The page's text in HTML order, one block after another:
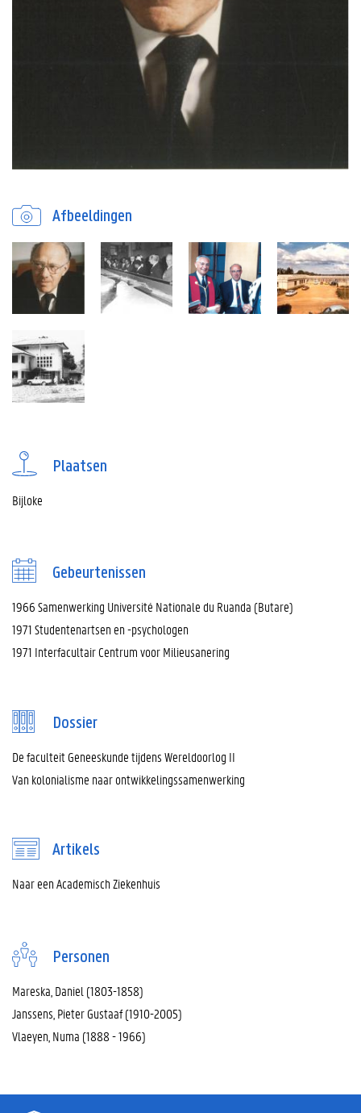
Afbeeldingen
Plaatsen
Bijloke
Gebeurtenissen
1966 Samenwerking Université Nationale du Ruanda (Butare)
1971 Studentenartsen en -psychologen
1971 Interfacultair Centrum voor Milieusanering
Dossier
De faculteit Geneeskunde tijdens Wereldoorlog II
Van kolonialisme naar ontwikkelingssamenwerking
Artikels
Naar een Academisch Ziekenhuis
Personen
Mareska, Daniel (1803-1858)
Janssens, Pieter Gustaaf (1910-2005)
Vlaeyen, Numa (1888 - 1966)